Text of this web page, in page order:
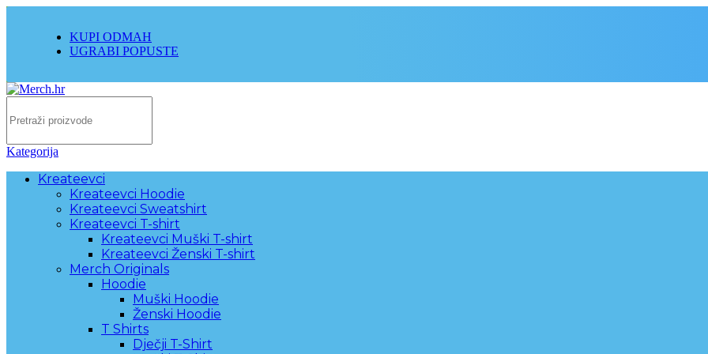
KUPI ODMAH
UGRABI POPUSTE
Kategorija
Kreateevci
Kreateevci Hoodie
Kreateevci Sweatshirt
Kreateevci T-shirt
Kreateevci Muški T-shirt
Kreateevci Ženski T-shirt
Merch Originals
Hoodie
Muški Hoodie
Ženski Hoodie
T Shirts
Dječji T-Shirt